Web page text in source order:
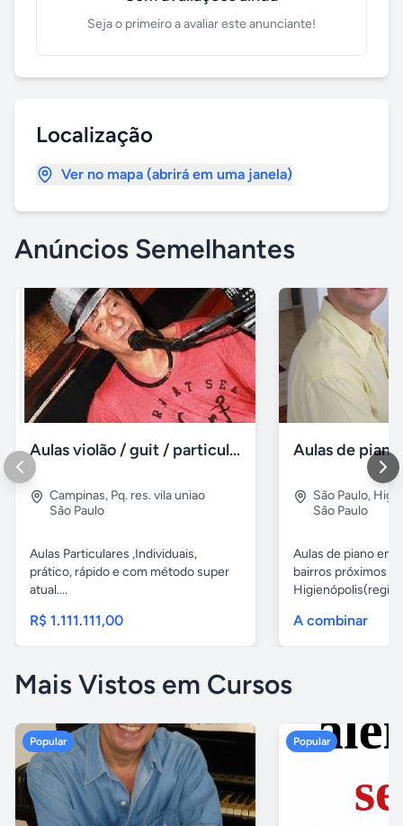
Seja o primeiro a avaliar este anunciante!
Localização
Ver no mapa (abrirá em uma janela)
Anúncios Semelhantes
Aulas violão / guit / particular
Campinas, Pq. res. vila uniao
São Paulo
Aulas Particulares ,Individuais,
prático, rápido e com método super
atual....
R$ 1.111.111,00
São Paulo,
São Paulo
Aulas de piano em
bairros próximos
A combinar
Mais Vistos em Cursos
Popular Popular